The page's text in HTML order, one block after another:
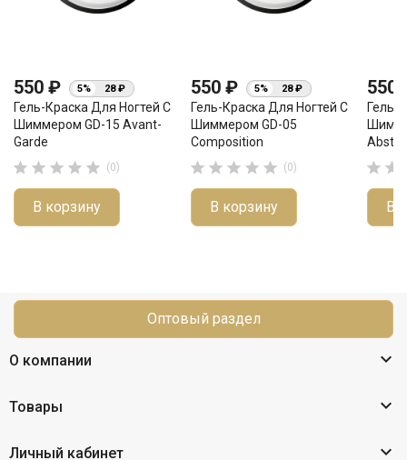
550 ₽ 5% 28 ₽
Гель-Краска Для Ногтей С
Шиммером GD-15 Avant-
Garde
     (0)
В корзину
550 ₽ 5% 28 ₽
Гель-Краска Для Ногтей С
Шиммером GD-05
Composition
     (0)
В корзину
550
Гель-
 
В
Оптовый раздел
О компании 
Товары 
Личный кабинет 